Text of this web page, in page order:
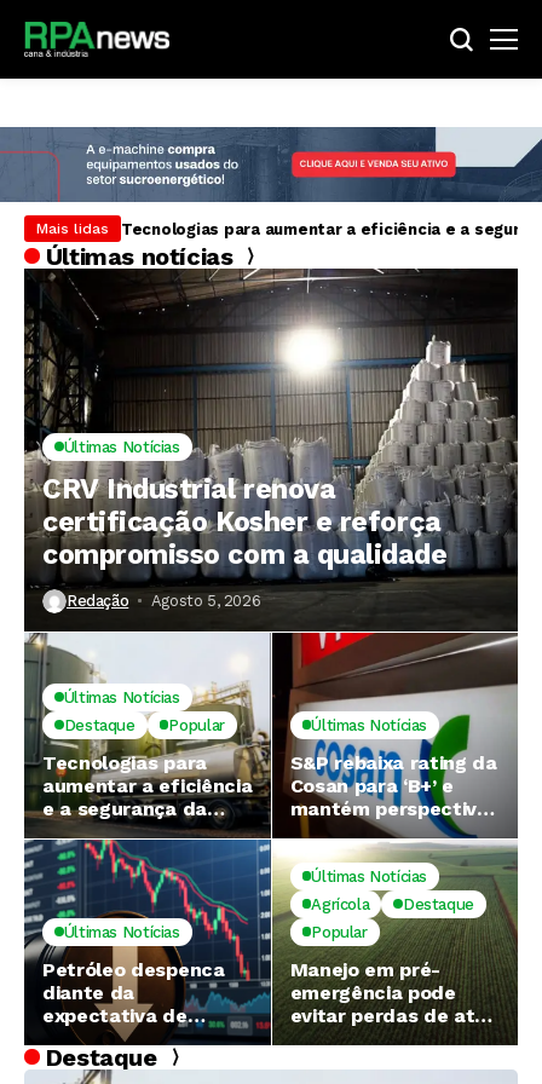
Mais lidas S&P rebaixa rating da Cosan para ‘B+’ e mantém
Últimas notícias
Últimas Notícias
CRV Industrial renova
certificação Kosher e reforça
compromisso com a qualidade
Redação Agosto 5, 2026
Últimas Notícias
Destaque
Popular
Tecnologias para
aumentar a eficiência
e a segurança da
cadeia de biogás e
biometano são
destaque em Fórum
do setor
Últimas Notícias
S&P rebaixa rating da
Cosan para ‘B+’ e
mantém perspectiva
negativa
Últimas Notícias
Petróleo despenca
diante da
expectativa de
acordo para
reabertura de Ormuz
Últimas Notícias
Agrícola
Destaque
Popular
Manejo em pré-
emergência pode
evitar perdas de até
65% na
Destaque